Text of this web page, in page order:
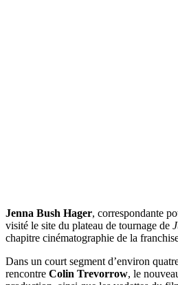
Jenna Bush Hager, correspondante
visité le site du plateau de tournage de
chapitre cinématographie de la
Dans un court segment d’environ
rencontre Colin Trevorrow, le